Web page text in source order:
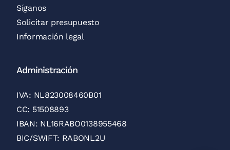
Síganos
Solicitar presupuesto
Información legal
Administración
IVA: NL823008460B01
CC: 51508893
IBAN: NL16RABO0138955468
BIC/SWIFT: RABONL2U